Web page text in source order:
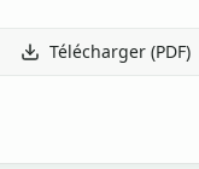
Télécharger (PDF)